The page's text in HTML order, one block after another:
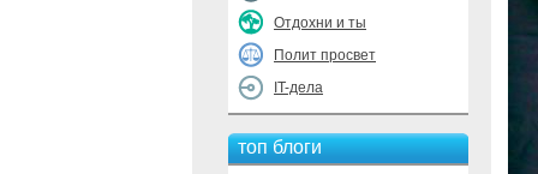
Отдохни и ты
Полит просвет
IT-дела
топ блоги